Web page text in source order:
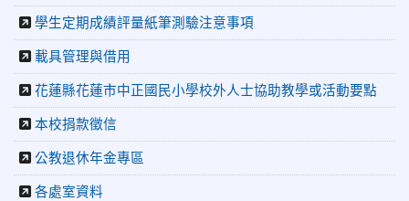
學生定期成績評量紙筆測驗注意事項
載具管理與借用
花蓮縣花蓮市中正國民小學校外人士協助教學或活動要點
本校捐款徵信
公教退休年金專區
各處室資料